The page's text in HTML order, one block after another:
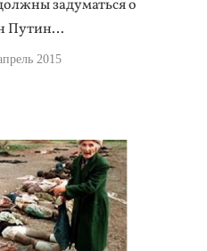
задуматься о
Путин…
2015